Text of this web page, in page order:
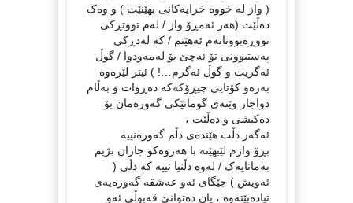
( واز لە خووە خراپەکانی بهێنێت ) و وەک
دەڵێت (هه‌ر ئه‌مڕۆ واز / له‌م تووتڕکى
تووڕه‌بوونانه‌م ئه‌هێنم / که‌ له‌دڕکى
په‌ستبوونى تۆ ئه‌چێ بۆ له‌مه‌ودوا / گوڵ
ئه‌گریت و گوڵ ئه‌گرم…! ) ئیتر لێرەوە
بەرەو کۆتایی چیڕۆکەکە دەڕوات و بەڵام
دواجار وێنەی گومانێکی گەورەمان بۆ
دەکیشی و دەڵێت ،
ئه‌گه‌ر دڵت هێنده‌ى دڵم گه‌وره‌نییه‌
بڕۆ وازم لێبهێنه‌ با هه‌روه‌کو جاران بژیم
بەمانایەک / لەوە دڵنیا نییە کە دڵی (
ئەویش ) جێگای ئەو عەشقە گەورەیەی
تیادەبێتەوە ، یان دەتوانێ قەبوڵی ئەو